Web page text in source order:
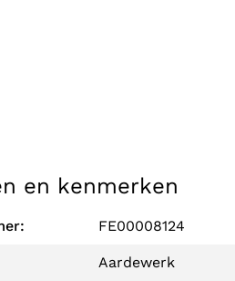
en kenmerken
FE00008124
Aardewerk